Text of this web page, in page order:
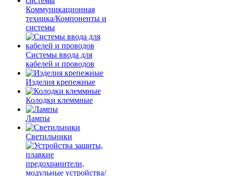
Коммуникационная
техника/Компоненты и
системы
Системы ввода для
кабелей и проводов
Изделия крепежные
Колодки клеммные
Лампы
Светильники